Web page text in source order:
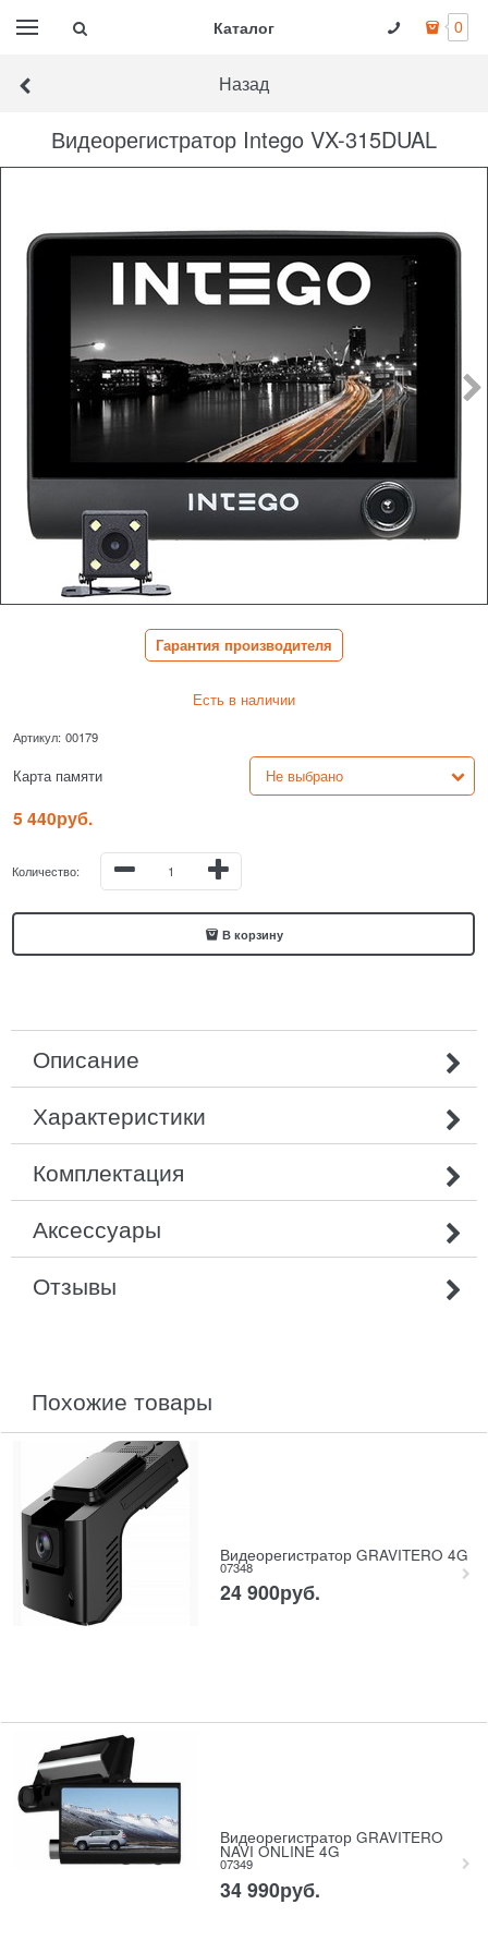
Каталог 0
Назад
Видеорегистратор Intego VX-315DUAL
Гарантия производителя
Есть в наличии
Артикул: 00179
Карта памяти
5 440руб.
Количество:
В корзину
Описание
Характеристики
Комплектация
Аксессуары
Отзывы
похожие товары
Видеорегистратор GRAVITERO 4G
07348
24 900руб.
Видеорегистратор GRAVITERO
NAVI ONLINE 4G
07349
34 990руб.